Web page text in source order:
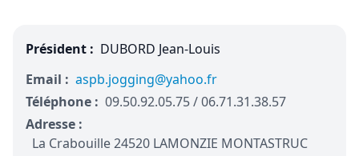
Président : DUBORD Jean-Louis
Email : aspb.jogging@yahoo.fr
Téléphone : 09.50.92.05.75 / 06.71.31.38.57
Adresse :
La Crabouille 24520 LAMONZIE MONTASTRUC